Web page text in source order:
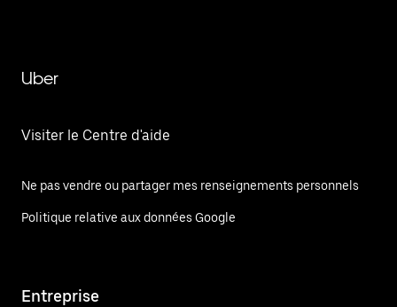
Uber
Visiter le Centre d'aide
Ne pas vendre ou partager mes renseignements personnels
Politique relative aux données Google
Entreprise